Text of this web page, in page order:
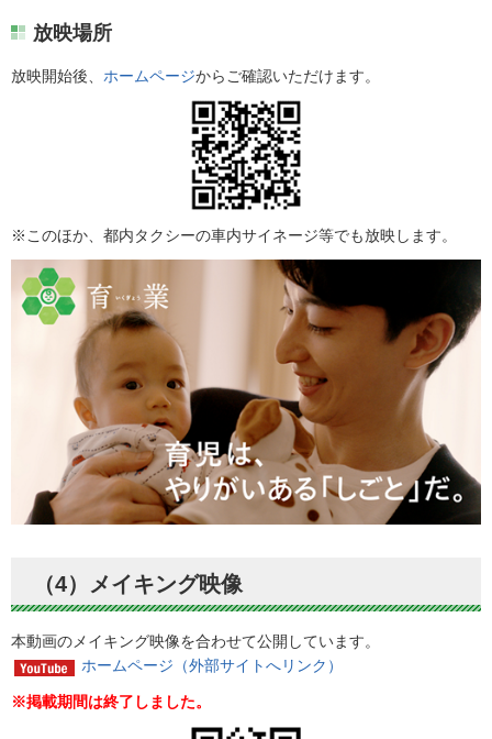
放映場所
放映開始後、 ホームページからご確認いただけます。
※このほか、都内タクシーの車内サイネージ等でも放映します。
（4）メイキング映像
本動画のメイキング映像を合わせて公開しています。
ホームページ（外部サイトへリンク）
※掲載期間は終了しました。